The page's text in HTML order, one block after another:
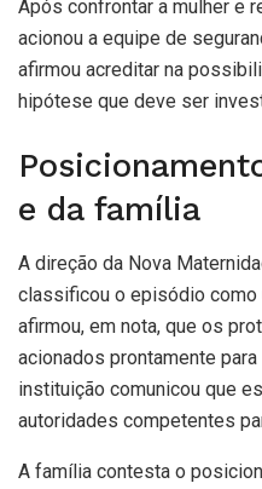
Após confrontar a mulher e
acionou a equipe de
afirmou acreditar na
hipótese que deve ser
e da família
A direção da Nova
classificou o episódio como
afirmou, em nota, que os
acionados prontamente
instituição comunicou que
autoridades competentes
A família contesta o